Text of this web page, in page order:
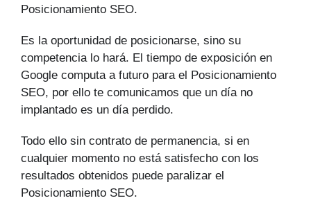
Posicionamiento SEO.
Es la oportunidad de posicionarse, sino su
competencia lo hará. El tiempo de exposición en
Google computa a futuro para el Posicionamiento
SEO, por ello te comunicamos que un día no
implantado es un día perdido.
Todo ello sin contrato de permanencia, si en
cualquier momento no está satisfecho con los
resultados obtenidos puede paralizar el
Posicionamiento SEO.